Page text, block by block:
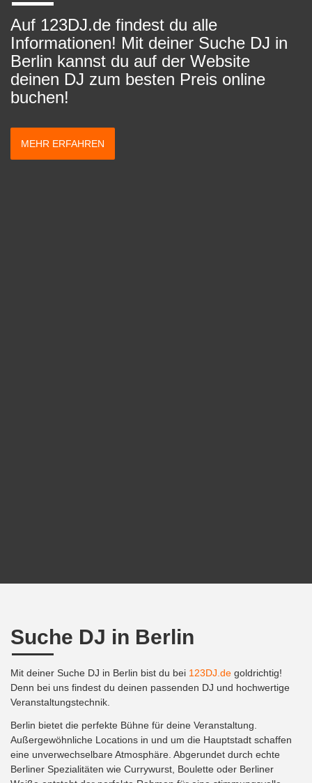
Auf 123DJ.de findest du alle
Informationen! Mit deiner Suche DJ in
Berlin kannst du auf der Website
deinen DJ zum besten Preis online
buchen!
MEHR ERFAHREN
Suche DJ in Berlin
Mit deiner Suche DJ in Berlin bist du bei 123DJ.de goldrichtig!
Denn bei uns findest du deinen passenden DJ und hochwertige
Veranstaltungstechnik.
Berlin bietet die perfekte Bühne für deine Veranstaltung.
Außergewöhnliche Locations in und um die Hauptstadt schaffen
eine unverwechselbare Atmosphäre. Abgerundet durch echte
Berliner Spezialitäten wie Currywurst, Boulette oder Berliner